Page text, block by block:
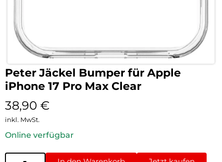
Peter Jäckel Bumper für Apple
iPhone 17 Pro Max Clear
38,90 €
inkl. MwSt.
Online verfügbar